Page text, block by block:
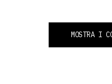
MOSTRA I